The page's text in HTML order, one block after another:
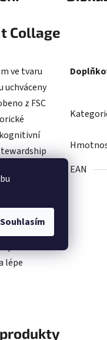
Souhlasím
Collage
ve tvaru
uchváceny
z FSC
či
jsou naše
lépe
EAN